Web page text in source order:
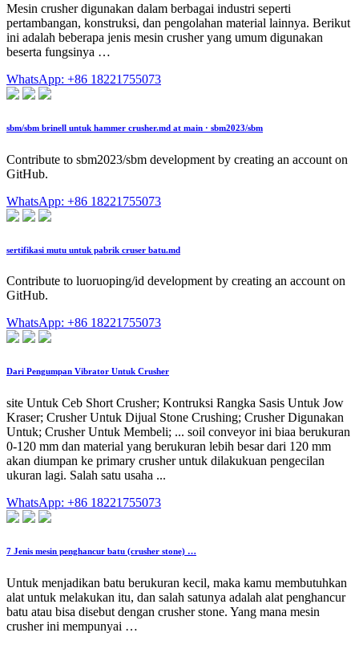
Mesin crusher digunakan dalam berbagai industri seperti
pertambangan, konstruksi, dan pengolahan material lainnya. Berikut
ini adalah beberapa jenis mesin crusher yang umum digunakan
beserta fungsinya …
WhatsApp: +86 18221755073
sbm/sbm brinell untuk hammer crusher.md at main · sbm2023/sbm
Contribute to sbm2023/sbm development by creating an account on
GitHub.
WhatsApp: +86 18221755073
sertifikasi mutu untuk pabrik cruser batu.md
Contribute to luoruoping/id development by creating an account on
GitHub.
WhatsApp: +86 18221755073
Dari Pengumpan Vibrator Untuk Crusher
site Untuk Ceb Short Crusher; Kontruksi Rangka Sasis Untuk Jow
Kraser; Crusher Untuk Dijual Stone Crushing; Crusher Digunakan
Untuk; Crusher Untuk Membeli; ... soil conveyor ini biaa berukuran
0-120 mm dan material yang berukuran lebih besar dari 120 mm
akan diumpan ke primary crusher untuk dilakukuan pengecilan
ukuran lagi. Salah satu usaha ...
WhatsApp: +86 18221755073
7 Jenis mesin penghancur batu (crusher stone) …
Untuk menjadikan batu berukuran kecil, maka kamu membutuhkan
alat untuk melakukan itu, dan salah satunya adalah alat penghancur
batu atau bisa disebut dengan crusher stone. Yang mana mesin
crusher ini mempunyai …